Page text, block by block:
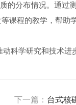
的分布情况。通过
课程的教学，帮助
科学研究和技术进
下一篇： 台式核